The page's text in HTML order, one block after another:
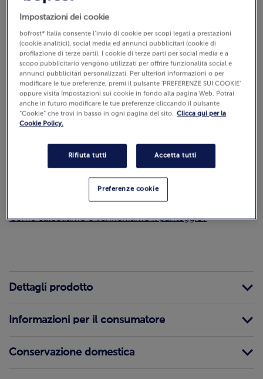
€ 8,49
1000 g (Prezzo al Kg 8.49 €)
Aggiungi al carrello
Recensioni(4)
5.0 / 5
Come calcoliamo e verifichiamo il punteggio?
Dettagli prodotto
Informazioni per il consumatore
Conservazione domestica
Impostazioni dei cookie
bofrost* Italia consente l’invio di cookie per scopi legati a prestazioni
(cookie analitici), social media ed annunci pubblicitari (cookie di
profilazione di terze parti). I cookie di terze parti per social media e a
scopo pubblicitario vengono utilizzati per offrire funzionalità social e
annunci pubblicitari personalizzati. Per ulteriori informazioni o per
modificare le tue preferenze, premi il pulsante 'PREFERENZE SUI COOKIE'
oppure visita Impostazioni sui cookie in fondo alla pagina Web. Potrai
anche in futuro modificare le tue preferenze cliccando il pulsante
“Cookie” che trovi in basso in ogni pagina del sito. Clicca qui per la
Cookie Policy.
Rifiuta tutti Accetta tutti
Preferenze cookie